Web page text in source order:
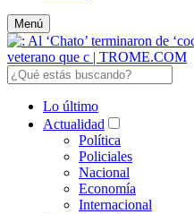
Menú
Lo último
Actualidad
Política
Policiales
Nacional
Economía
Internacional